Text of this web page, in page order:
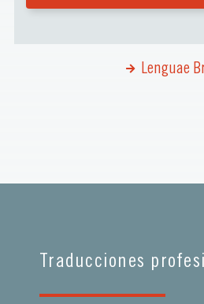
Lenguae
Traducciones